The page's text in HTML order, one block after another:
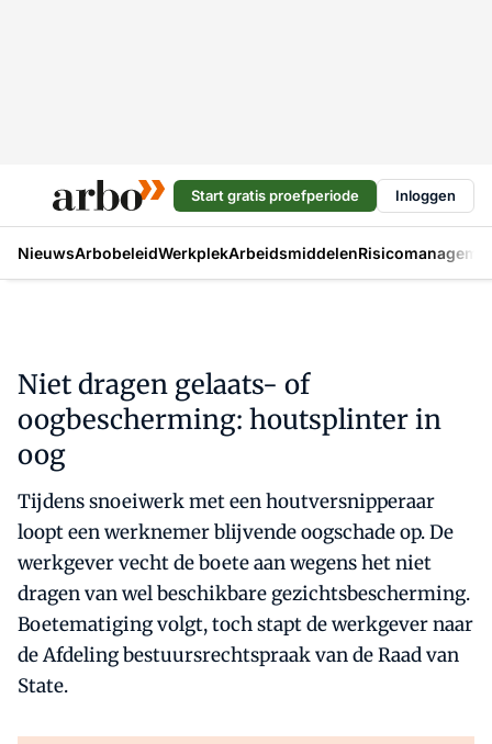
Start gratis proefperiode Inloggen
NieuwsArbobeleidWerkplekArbeidsmiddelen
Niet dragen gelaats- of
oogbescherming: houtsplinter in
oog
Tijdens snoeiwerk met een houtversnipperaar
loopt een werknemer blijvende oogschade op. De
werkgever vecht de boete aan wegens het niet
dragen van wel beschikbare gezichtsbescherming.
Boetematiging volgt, toch stapt de werkgever naar
de Afdeling bestuursrechtspraak van de Raad van
State.